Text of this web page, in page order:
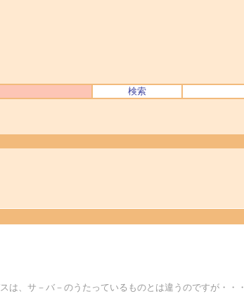
検索
は、サ－バ－のうたっているものとは違うのですが・・・